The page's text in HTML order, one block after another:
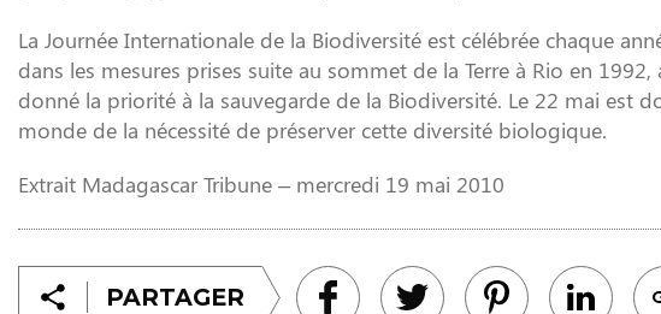
La Journée Internationale de la Biodiversité est célébrée chaque
dans les mesures prises suite au sommet de la Terre à Rio en
donné la priorité à la sauvegarde de la Biodiversité. Le 22 mai est
monde de la nécessité de préserver cette diversité biologique.
Extrait Madagascar Tribune – mercredi 19 mai 2010
PARTAGER